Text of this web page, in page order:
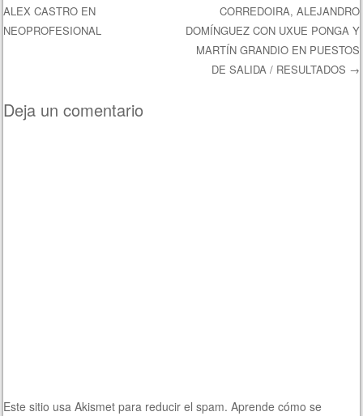
ALEX CASTRO EN
NEOPROFESIONAL
CORREDOIRA, ALEJANDRO
DOMÍNGUEZ CON UXUE PONGA Y
MARTÍN GRANDIO EN PUESTOS
DE SALIDA / RESULTADOS →
Deja un comentario
Este sitio usa Akismet para reducir el spam.Aprende cómo se